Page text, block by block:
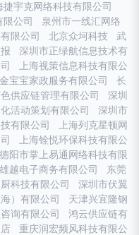
捷宇克网络科技有限公司
公司
泉州市一线汇网络
限公司 北京众坷科技
武
深圳市正绿航信息技术有
上海视策信息科技有限公
宝宝家政服务有限公司
长
色供应链管理有限公司
深圳
活动策划有限公司
深圳市
有限公司
上海列克星顿网
上海铨悦环保科技有限公
德阳市掌上易通网络科技有限
越电子商务有限公司
东莞
厨科技有限公司
深圳市伏翼
）有限公司
天津兴宜隆钢
询有限公司
鸿云供应链有
重庆润宏频风科技有限公